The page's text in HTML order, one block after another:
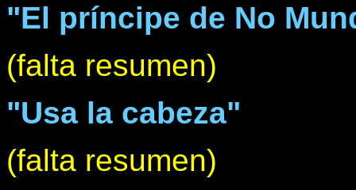
"El príncipe de No
(falta resumen)
"Usa la cabeza"
(falta resumen)